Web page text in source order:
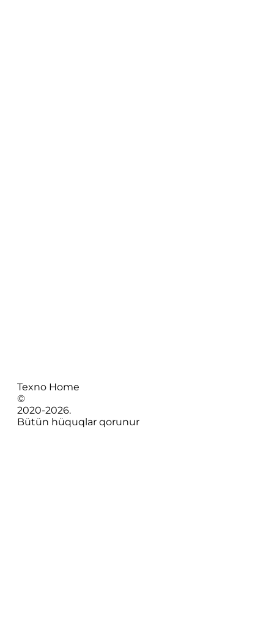
Texno Home
©
2020-2026.
Bütün hüquqlar qorunur